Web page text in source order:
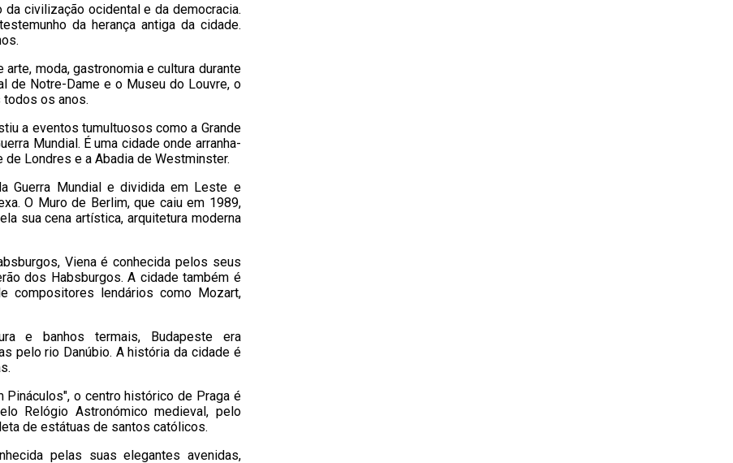
civilização ocidental e da democracia.
da herança antiga da cidade.
moda, gastronomia e cultura durante
de Notre-Dame e o Museu do Louvre, o
todos os anos.
a eventos tumultuosos como a Grande
Mundial. É uma cidade onde arranha-
Londres e a Abadia de Westminster.
Guerra Mundial e dividida em Leste e
O Muro de Berlim, que caiu em 1989,
sua cena artística, arquitetura moderna
Viena é conhecida pelos seus
dos Habsburgos. A cidade também é
compositores lendários como Mozart,
e banhos termais, Budapeste era
pelo rio Danúbio. A história da cidade é
Pináculos", o centro histórico de Praga é
Relógio Astronómico medieval, pelo
de estátuas de santos católicos.
pelas suas elegantes avenidas,